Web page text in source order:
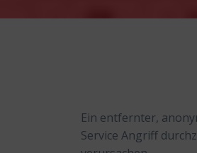
Ein entfernter,
Service Angriff